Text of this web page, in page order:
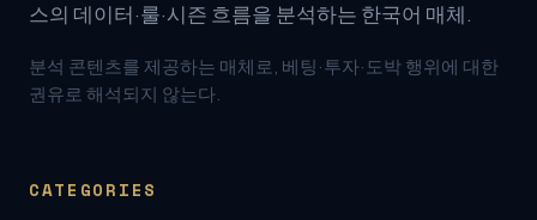
스의 데이터·룰·시즌 흐름을 분석하는 한국어 매체.
분석 콘텐츠를 제공하는 매체로, 베팅·투자·도박 행위에 대한
권유로 해석되지 않는다.
CATEGORIES